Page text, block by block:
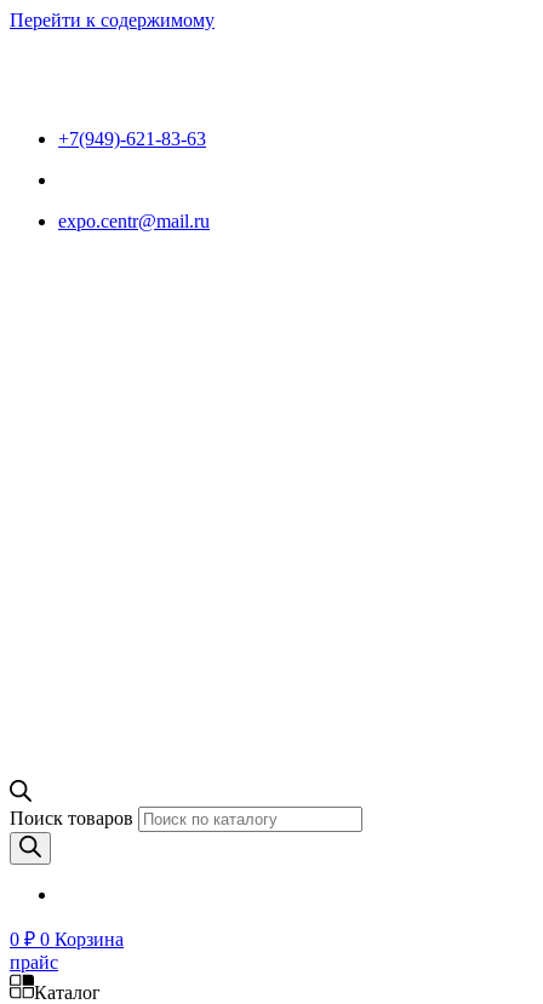
Перейти к содержимому
+7(949)-621-83-63
expo.centr@mail.ru
Поиск товаров
0 ₽ 0 Корзина
прайс
Каталог